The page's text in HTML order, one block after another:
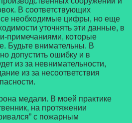
В соответствующих
необходимые цифры, но еще
уточнять эти данные, в
примечаниями, которые
Будьте внимательны. В
допустить ошибку и в
из за невнимательности,
из за несоответствия
медали. В моей практике
на протяжении
с пожарным